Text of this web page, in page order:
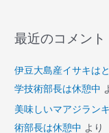
最近のコメント
伊豆大島産イサキは
学技術部長は休憩中
美味しいマアジラン
術部長は休憩中 より